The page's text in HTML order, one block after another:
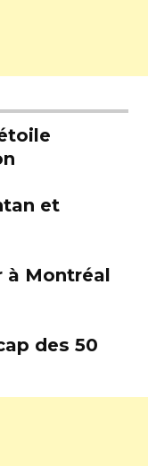
et
à Montréal
des 50